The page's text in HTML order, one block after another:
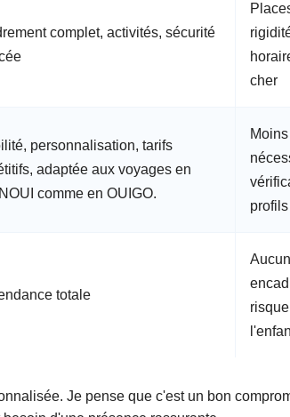
complet, activités, sécurité
cher
personnalisation, tarifs
adaptée aux voyages en
comme en OUIGO.
profils
totale
Aucun
Je pense que c'est un bon